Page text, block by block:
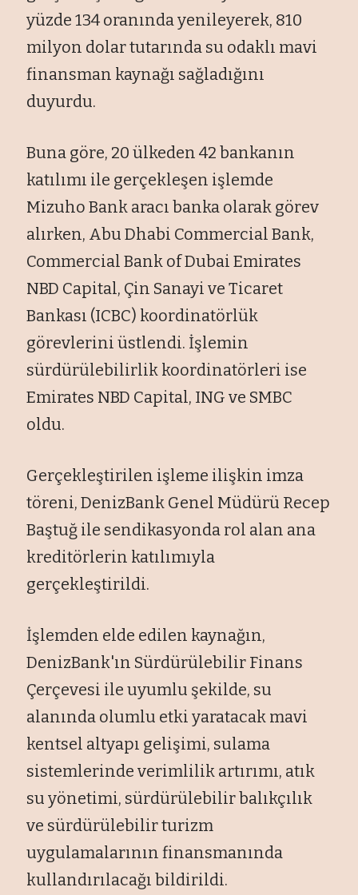
yüzde 134 oranında yenileyerek, 810
milyon dolar tutarında su odaklı mavi
finansman kaynağı sağladığını
duyurdu.
Buna göre, 20 ülkeden 42 bankanın
katılımı ile gerçekleşen işlemde
Mizuho Bank aracı banka olarak görev
alırken, Abu Dhabi Commercial Bank,
Commercial Bank of Dubai Emirates
NBD Capital, Çin Sanayi ve Ticaret
Bankası (ICBC) koordinatörlük
görevlerini üstlendi. İşlemin
sürdürülebilirlik koordinatörleri ise
Emirates NBD Capital, ING ve SMBC
oldu.
Gerçekleştirilen işleme ilişkin imza
töreni, DenizBank Genel Müdürü Recep
Baştuğ ile sendikasyonda rol alan ana
kreditörlerin katılımıyla
gerçekleştirildi.
İşlemden elde edilen kaynağın,
DenizBank'ın Sürdürülebilir Finans
Çerçevesi ile uyumlu şekilde, su
alanında olumlu etki yaratacak mavi
kentsel altyapı gelişimi, sulama
sistemlerinde verimlilik artırımı, atık
su yönetimi, sürdürülebilir balıkçılık
ve sürdürülebilir turizm
uygulamalarının finansmanında
kullandırılacağı bildirildi.